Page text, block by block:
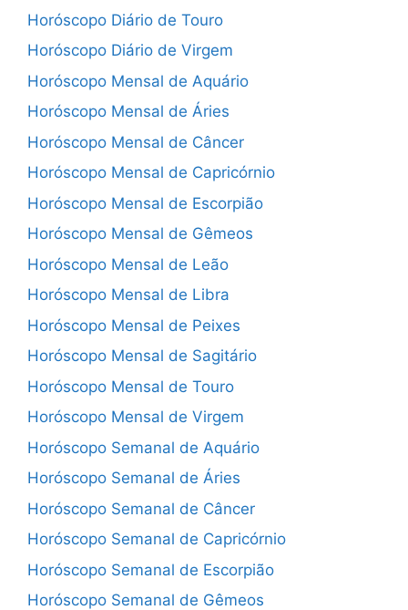
Horóscopo Diário de Touro
Horóscopo Diário de Virgem
Horóscopo Mensal de Aquário
Horóscopo Mensal de Áries
Horóscopo Mensal de Câncer
Horóscopo Mensal de Capricórnio
Horóscopo Mensal de Escorpião
Horóscopo Mensal de Gêmeos
Horóscopo Mensal de Leão
Horóscopo Mensal de Libra
Horóscopo Mensal de Peixes
Horóscopo Mensal de Sagitário
Horóscopo Mensal de Touro
Horóscopo Mensal de Virgem
Horóscopo Semanal de Aquário
Horóscopo Semanal de Áries
Horóscopo Semanal de Câncer
Horóscopo Semanal de Capricórnio
Horóscopo Semanal de Escorpião
Horóscopo Semanal de Gêmeos